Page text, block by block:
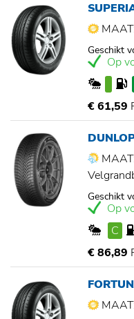
Geschikt
Op
€ 61,59
Geschikt
Op
C
€ 86,89